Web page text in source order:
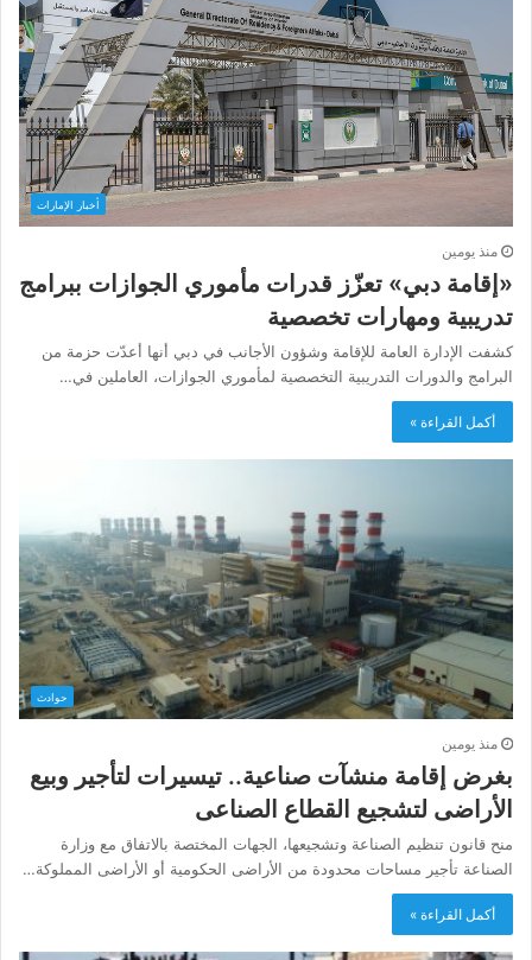
أخبار الإمارات
منذ يومين
«إقامة دبي» تعزّز قدرات مأموري الجوازات ببرامج
تدريبية ومهارات تخصصية
كشفت الإدارة العامة للإقامة وشؤون الأجانب في دبي أنها أعدّت حزمة من
البرامج والدورات التدريبية التخصصية لمأموري الجوازات، العاملين في…
أكمل القراءة »
حوادث
منذ يومين
بغرض إقامة منشآت صناعية.. تيسيرات لتأجير وبيع
الأراضى لتشجيع القطاع الصناعى
منح قانون تنظيم الصناعة وتشجيعها، الجهات المختصة بالاتفاق مع وزارة
الصناعة تأجير مساحات محدودة من الأراضى الحكومية أو الأراضى المملوكة…
أكمل القراءة »